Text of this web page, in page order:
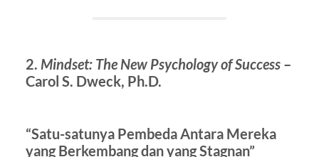
2. Mindset: The New Psychology of Success–
Carol S. Dweck, Ph.D.
“Satu-satunya Pembeda Antara Mereka
yang Berkembang dan yang Stagnan”